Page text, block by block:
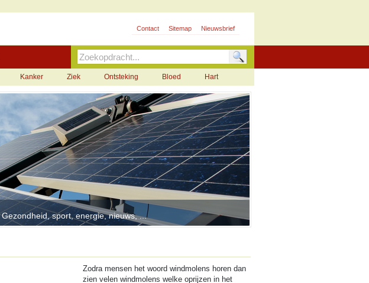
Contact Sitemap Nieuwsbrief
Kanker Ziek Ontsteking Bloed Hart
Gezondheid, sport, energie, nieuws, ...
Zodra mensen het woord windmolens horen dan
zien velen windmolens welke oprijzen in het